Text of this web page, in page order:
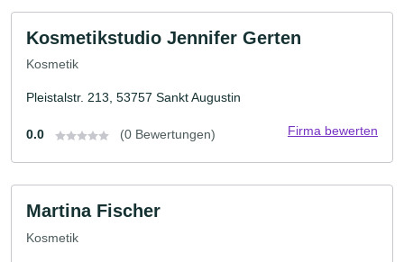
Kosmetikstudio Jennifer Gerten
Kosmetik
Pleistalstr. 213, 53757 Sankt Augustin
0.0 (0 Bewertungen) Firma bewerten
Martina Fischer
Kosmetik